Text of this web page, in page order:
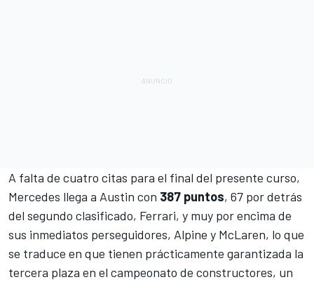
A falta de cuatro citas para el final del presente curso,
Mercedes llega a Austin con 387 puntos, 67 por detrás
del segundo clasificado, Ferrari, y muy por encima de
sus inmediatos perseguidores, Alpine y McLaren, lo que
se traduce en que tienen prácticamente garantizada la
tercera plaza en el campeonato de constructores, un